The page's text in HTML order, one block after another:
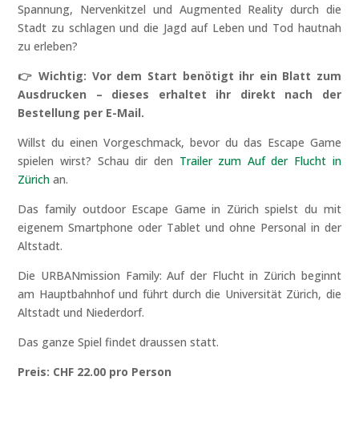
Spannung, Nervenkitzel und Augmented Reality durch die
Stadt zu schlagen und die Jagd auf Leben und Tod hautnah
zu erleben?
👉 Wichtig: Vor dem Start benötigt ihr ein Blatt zum
Ausdrucken – dieses erhaltet ihr direkt nach der
Bestellung per E-Mail.
Willst du einen Vorgeschmack, bevor du das Escape Game
spielen wirst? Schau dir den Trailer zum Auf der Flucht in
Zürich an.
Das family outdoor Escape Game in Zürich spielst du mit
eigenem Smartphone oder Tablet und ohne Personal in der
Altstadt.
Die URBANmission Family: Auf der Flucht in Zürich beginnt
am Hauptbahnhof und führt durch die Universität Zürich, die
Altstadt und Niederdorf.
Das ganze Spiel findet draussen statt.
Preis: CHF 22.00 pro Person